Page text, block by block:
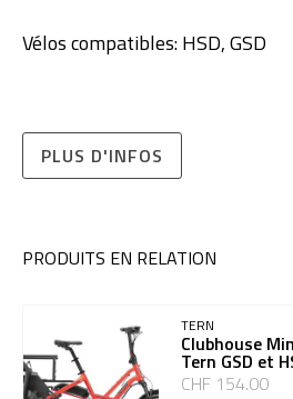
Vélos compatibles: HSD, GSD
PLUS D'INFOS
PRODUITS EN RELATION
TERN
Clubhouse
Tern GSD et
CHF 154.00